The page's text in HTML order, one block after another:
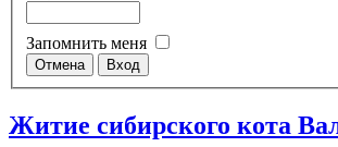
Запомнить меня
Житие сибирского кота